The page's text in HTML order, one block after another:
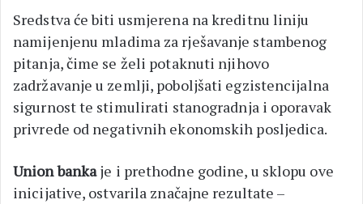
Sredstva će biti usmjerena na kreditnu liniju
namijenjenu mladima za rješavanje stambenog
pitanja, čime se želi potaknuti njihovo
zadržavanje u zemlji, poboljšati egzistencijalna
sigurnost te stimulirati stanogradnja i oporavak
privrede od negativnih ekonomskih posljedica.
Union bankaje i prethodne godine, u sklopu ove
inicijative, ostvarila značajne rezultate –